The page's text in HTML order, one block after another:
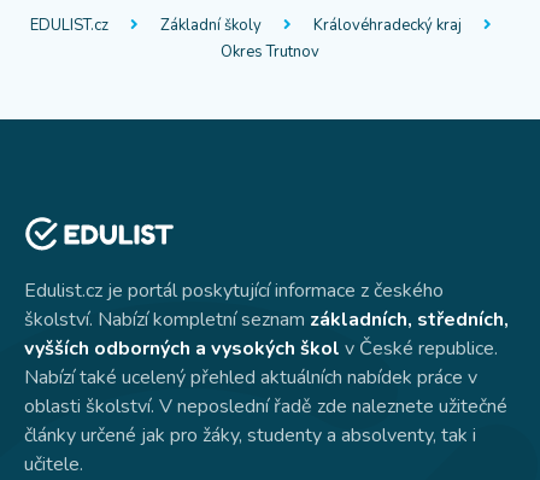
EDULIST.cz Základní školy
Královéhradecký kraj
Okres Trutnov
Edulist.cz je portál poskytující informace z českého
školství. Nabízí kompletní seznam základních, středních,
vyšších odborných a vysokých škol v České republice.
Nabízí také ucelený přehled aktuálních nabídek práce v
oblasti školství. V neposlední řadě zde naleznete užitečné
články určené jak pro žáky, studenty a absolventy, tak i
učitele.